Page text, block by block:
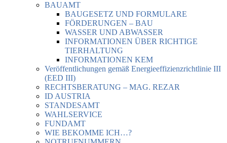
BAUAMT
BAUGESETZ UND FORMULARE
FÖRDERUNGEN – BAU
WASSER UND ABWASSER
INFORMATIONEN ÜBER RICHTIGE
TIERHALTUNG
INFORMATIONEN KEM
Veröffentlichungen gemäß Energieeffizienzrichtlinie III
(EED III)
RECHTSBERATUNG – MAG. REZAR
ID AUSTRIA
STANDESAMT
WAHLSERVICE
FUNDAMT
WIE BEKOMME ICH…?